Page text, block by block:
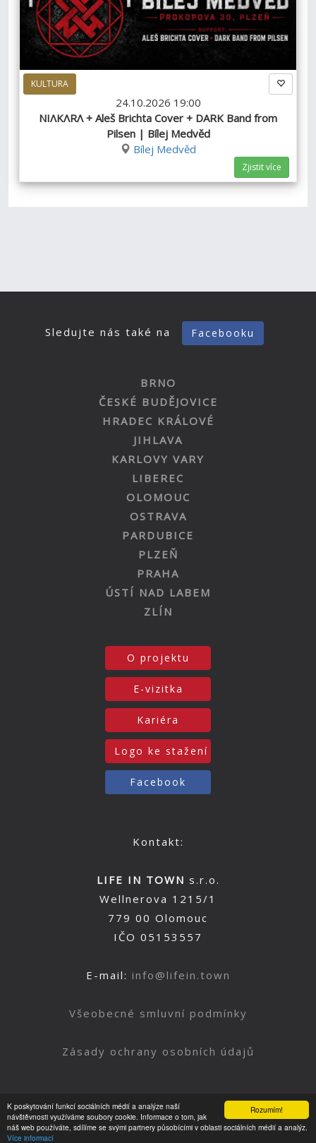
Rozumím!
K poskytování funkcí sociálních médií a analýze naší
návštěvnosti využíváme soubory cookie. Informace o tom, jak
náš web používáte, sdílíme se svými partnery působícími v oblasti sociálních médií a analýz.
Více informací
KULTURA
24.10.2026 19:00
NIΛKΛRΛ + Aleš Brichta Cover + DARK Band from
Pilsen | Bílej Medvěd
Bílej Medvěd
Zjistit více
Sledujte nás také na Facebooku
BRNO
ČESKÉ BUDĚJOVICE
HRADEC KRÁLOVÉ
JIHLAVA
KARLOVY VARY
LIBEREC
OLOMOUC
OSTRAVA
PARDUBICE
PLZEŇ
PRAHA
ÚSTÍ NAD LABEM
ZLÍN
O projektu
E-vizitka
Kariéra
Logo ke stažení
Facebook
Kontakt:
LIFE IN TOWN s.r.o.
Wellnerova 1215/1
779 00 Olomouc
IČO 05153557
E-mail: info@lifein.town
Všeobecné smluvní podmínky
Zásady ochrany osobních údajů
Nahoru